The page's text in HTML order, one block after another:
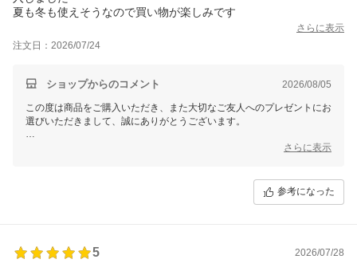
夏も冬も使えそうなので買い物が楽しみです
さらに表示
注文日：2026/07/24
ショップからのコメント 2026/08/05
この度は商品をご購入いただき、また大切なご友人へのプレゼントにお
選びいただきまして、誠にありがとうございます。
今後とも、ご満足いただける商品やサービスをお届けできるよう努めて
この度は、当店をご利用いただきまして誠にありがとうございました。
さらに表示
参考になった
5
2026/07/28